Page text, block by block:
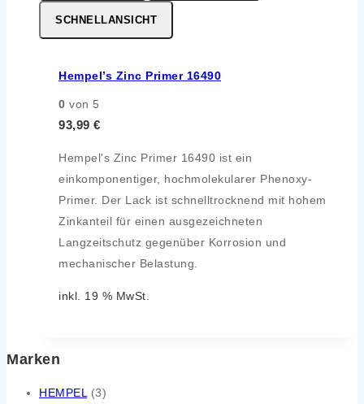
SCHNELLANSICHT
Hempel’s Zinc Primer 16490
0 von 5
93,99 €
Hempel's Zinc Primer 16490 ist ein
einkomponentiger, hochmolekularer Phenoxy-
Primer. Der Lack ist schnelltrocknend mit hohem
Zinkanteil für einen ausgezeichneten
Langzeitschutz gegenüber Korrosion und
mechanischer Belastung.
inkl. 19 % MwSt.
Marken
HEMPEL (3)